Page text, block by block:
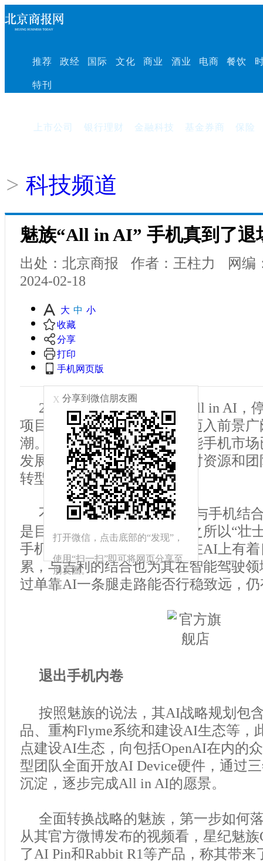
推荐 政经 国际 文化 商业 酒业 电商 餐饮
特刊
上市公司 银行理财 金融科技 基金券商 保险
> 科技频道
魅族“All in AI” 手机真到了退
出处：北京商报 作者：王柱力
网编
2024-02-18
大 中 小
收藏
分享
打印
手机网页版
X 分享到微信朋友圈
打开微信，点击底部的“发现”，
使用“扫一扫”即可将网页分享至
朋友圈。
2月18日，魅族宣布决定All in AI，
项目，全力投入明日设备，迈入前景
潮。在魅族看来，如今的智能手机市
发展空间有限，纠缠于此是对资源和
转型是必然之举。
不过在业内专家看来，AI与手机结
是目前市场主流做法，魅族之所以“壮
手机竞争力不足，虽然魅族在AI上有
累，与吉利的结合也为其在智能驾驶
过单靠AI一条腿走路能否行稳致远，
退出手机内卷
按照魅族的说法，其AI战略规划包
品、重构Flyme系统和建设AI生态等，
点建设AI生态，向包括OpenAI在内的
型团队全面开放AI Device硬件，通过
沉淀，逐步完成All in AI的愿景。
全面转换战略的魅族，第一步如何
从其官方微博发布的视频看，星纪魅
了AI Pin和Rabbit R1等产品，称其带来